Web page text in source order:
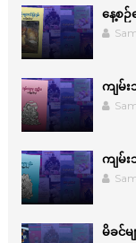
နေ့စဉ်
ကျမ်
ကျမ်း
မိခင်မ